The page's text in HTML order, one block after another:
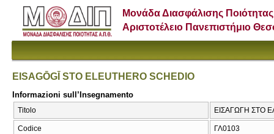
Μονάδα Διασφάλισης Ποιότητας
Αριστοτέλειο Πανεπιστήμιο
EISAGŌGĪ STO ELEUTHERO SCΗEDIO
Informazioni sull’Insegnamento
Titolo ΕΙΣΑΓΩΓΗ ΣΤΟ
Codice ΓΛ0103